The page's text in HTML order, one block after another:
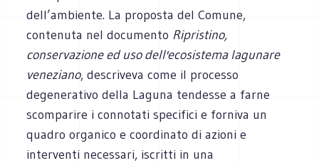
dell’ambiente. La proposta del Comune,
contenuta nel documento Ripristino,
conservazione ed uso dell'ecosistema lagunare
veneziano, descriveva come il processo
degenerativo della Laguna tendesse a farne
scomparire i connotati specifici e forniva un
quadro organico e coordinato di azioni e
interventi necessari, iscritti in una